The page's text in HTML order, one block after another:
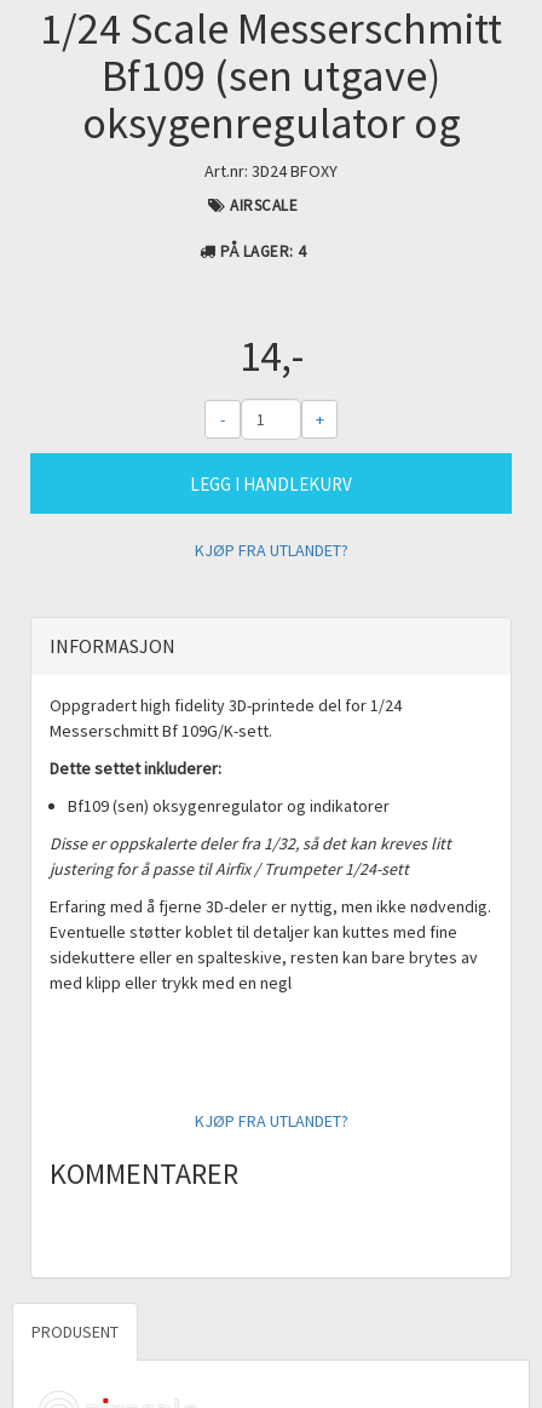
1/24 Scale Messerschmitt
Bf109 (sen utgave)
oksygenregulator og
Art.nr: 3D24 BFOXY
AIRSCALE
PÅ LAGER: 4
14,-
- +
LEGG I HANDLEKURV
KJØP FRA UTLANDET?
INFORMASJON
Oppgradert high fidelity 3D-printede del for 1/24
Messerschmitt Bf 109G/K-sett.
Dette settet inkluderer:
Bf109 (sen) oksygenregulator og indikatorer
Disse er oppskalerte deler fra 1/32, så det kan kreves litt
justering for å passe til Airfix / Trumpeter 1/24-sett
Erfaring med å fjerne 3D-deler er nyttig, men ikke nødvendig.
Eventuelle støtter koblet til detaljer kan kuttes med fine
sidekuttere eller en spalteskive, resten kan bare brytes av
med klipp eller trykk med en negl
KJØP FRA UTLANDET?
KOMMENTARER
PRODUSENT